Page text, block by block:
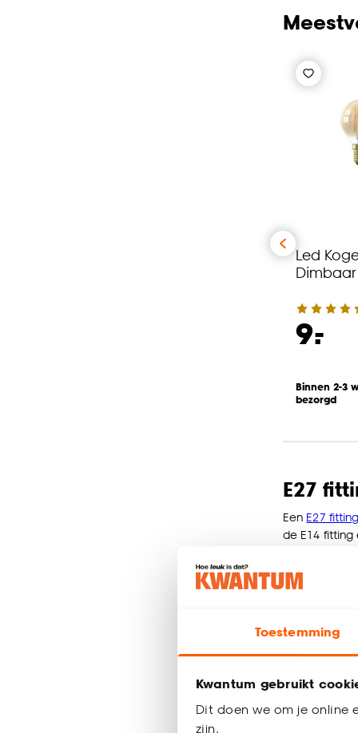
Toestemming
Kwantum gebruikt
Dit doen we om je online
zijn.
Led
9.
-
Binnen 2-3
bezorgd
E27
Een E27 fitting
de E14 fitting
verpakking
E27 fitting
E27 fitting